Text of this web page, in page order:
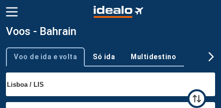
Voos - Bahrain
Tipo de viagem
Voo de ida e volta Só ida Multidestino